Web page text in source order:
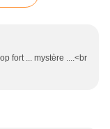
fort ... mystère ....<br